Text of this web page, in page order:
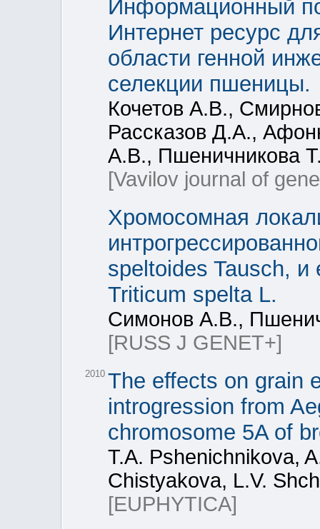
Информационный
Интернет ресурс
области генной
селекции пшеницы.
Кочетов А.В.,
Рассказов Д.А.,
А.В., Пшеничникова
[Vavilov journal of
Хромосомная
speltoides Tausch, и
Triticum spelta L.
Симонов А.В.,
[RUSS J GENET+]
2010 The effects on grain
introgression from
chromosome 5A of
T.A. Pshenichnikova,
Chistyakova, L.V.
[EUPHYTICA]